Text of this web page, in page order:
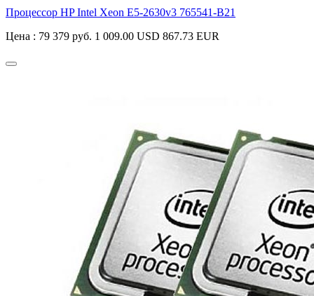
Процессор HP Intel Xeon E5-2630v3 765541-B21
Цена : 79 379 руб. 1 009.00 USD 867.73 EUR